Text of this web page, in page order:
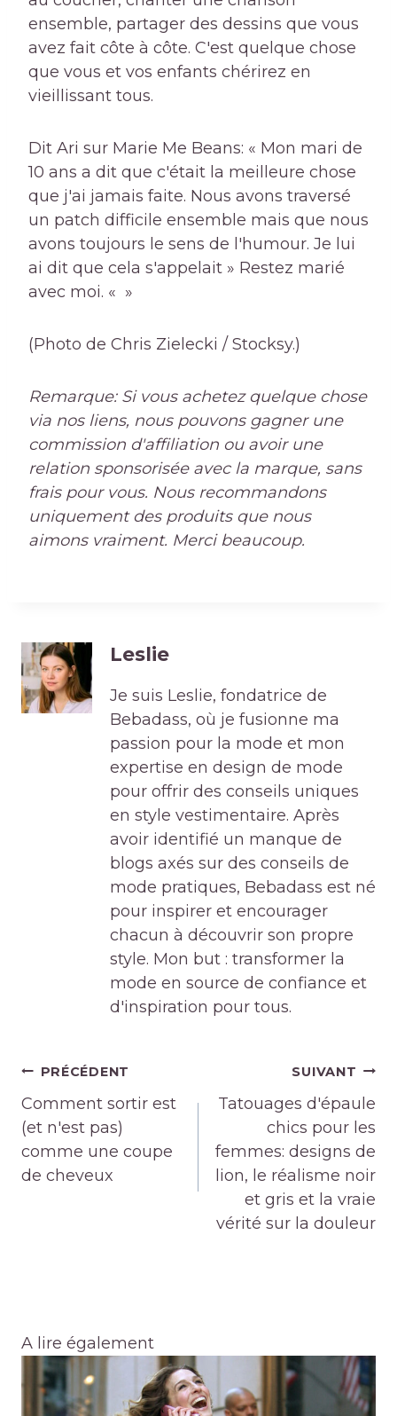
ensemble, partager des dessins que vous
avez fait côte à côte. C'est quelque chose
que vous et vos enfants chérirez en
vieillissant tous.
Dit Ari sur Marie Me Beans: « Mon mari de
10 ans a dit que c'était la meilleure chose
que j'ai jamais faite. Nous avons traversé
un patch difficile ensemble mais que nous
avons toujours le sens de l'humour. Je lui
ai dit que cela s'appelait » Restez marié
avec moi. « »
(Photo de Chris Zielecki / Stocksy.)
Remarque: Si vous achetez quelque chose
via nos liens, nous pouvons gagner une
commission d'affiliation ou avoir une
relation sponsorisée avec la marque, sans
frais pour vous. Nous recommandons
uniquement des produits que nous
aimons vraiment. Merci beaucoup.
Leslie
Je suis Leslie, fondatrice de
Bebadass, où je fusionne ma
passion pour la mode et mon
expertise en design de mode
pour offrir des conseils uniques
en style vestimentaire. Après
avoir identifié un manque de
blogs axés sur des conseils de
mode pratiques, Bebadass est né
pour inspirer et encourager
chacun à découvrir son propre
style. Mon but : transformer la
mode en source de confiance et
d'inspiration pour tous.
Navigation
de
l’article
PRÉCÉDENT
Comment sortir est
(et n'est pas)
comme une coupe
de cheveux
SUIVANT
Tatouages ​​d'épaule
chics pour les
femmes: designs de
lion, le réalisme noir
et gris et la vraie
vérité sur la douleur
A lire également